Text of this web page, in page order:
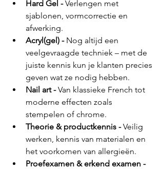
Hard Gel - Verlengen met
sjablonen, vormcorrectie en
afwerking.
Acryl(gel) - Nog altijd een
veelgevraagde techniek – met de
juiste kennis kun je klanten precies
geven wat ze nodig hebben.
Nail art - Van klassieke French tot
moderne effecten zoals
stempelen of chrome.
Theorie & productkennis - Veilig
werken, kennis van materialen en
het voorkomen van allergieën.
Proefexamen & erkend examen -